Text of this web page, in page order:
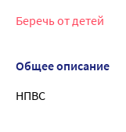
Беречь от детей
Общее описание
НПВС